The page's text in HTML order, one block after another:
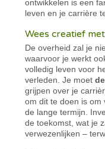
ontwikkelen is een
leven en je carrière
Wees creatief
De overheid zal je
waarvoor je werkt
volledig leven voor
verleden. Je moet
grijpen over je
om dit te doen is om
de lange termijn.
de toekomst, wat je
verwezenlijken –